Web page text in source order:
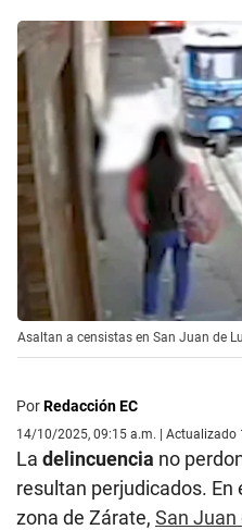
Asaltan a censistas en San Juan de
PorRedacción EC
14/10/2025, 09:15 a.m. | Actualizado
La delincuencia no
resultan perjudicados. En
zona de Zárate, San Juan